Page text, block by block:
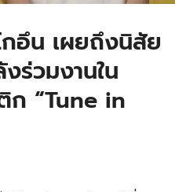
อึน เผยถึงนิสัย
ร่วมงานใน
ก “Tune in